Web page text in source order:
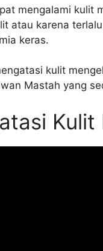
mengalami kulit
atau karena
keras.
kulit
Mastah yang
Kulit